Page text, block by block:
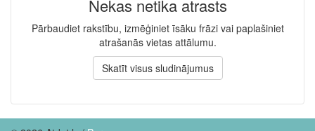
Nekas netika atrasts
Pārbaudiet rakstību, izmēģiniet īsāku frāzi vai paplašiniet
atrašanās vietas attālumu.
Skatīt visus sludinājumus